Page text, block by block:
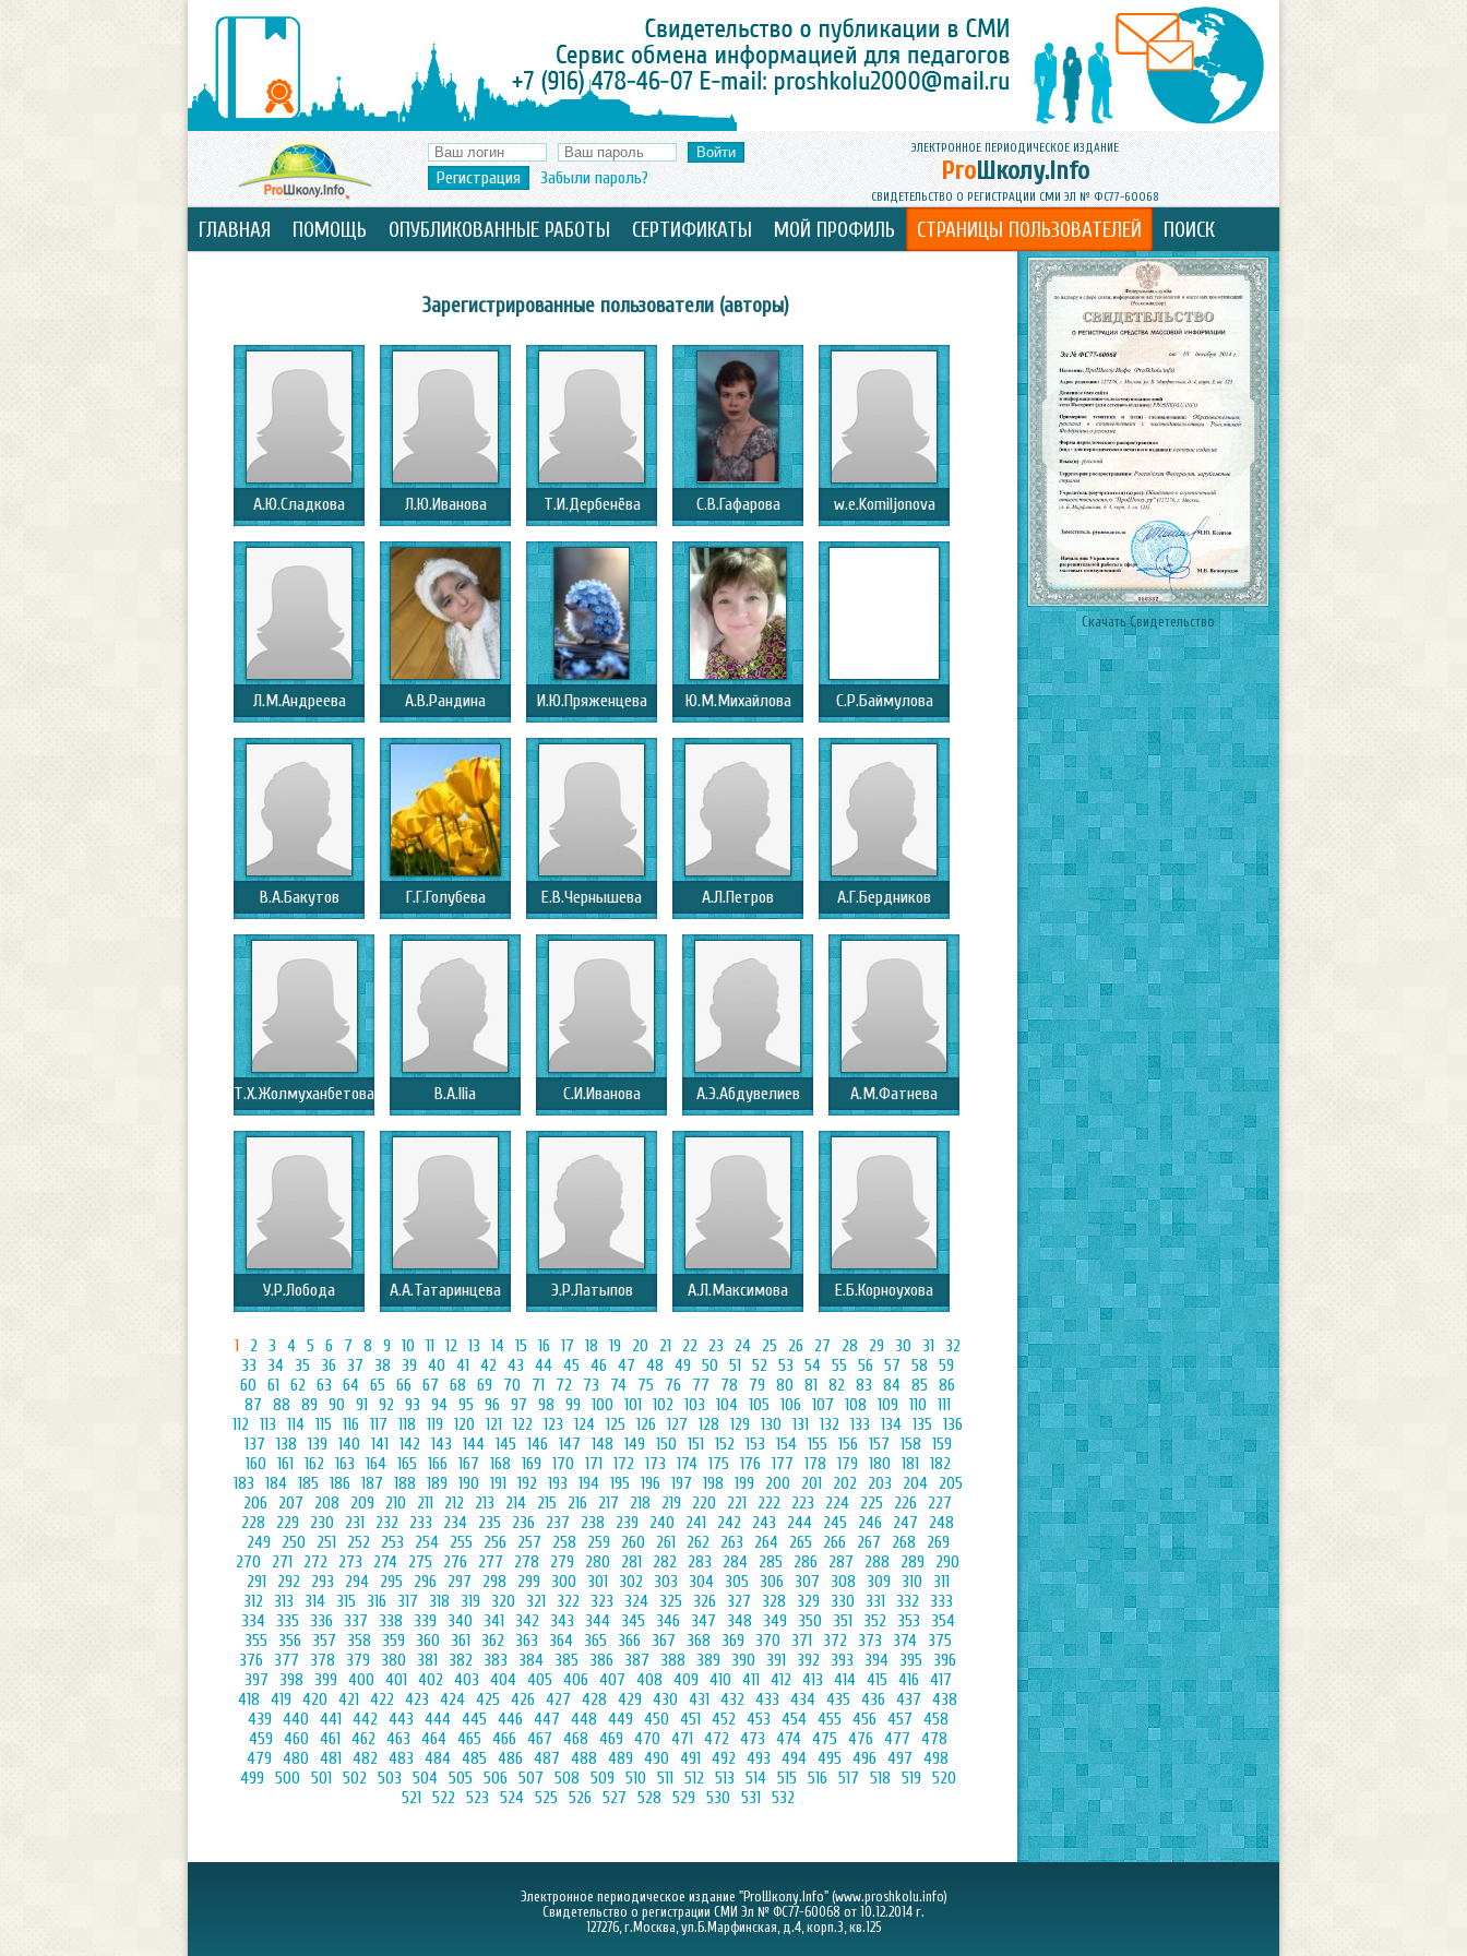
Регистрация Забыли пароль?
ЭЛЕКТРОННОЕ ПЕРИОДИЧЕСКОЕ ИЗДАНИЕ
ProШколу.Info
СВИДЕТЕЛЬСТВО О РЕГИСТРАЦИИ СМИ ЭЛ № ФС77-60068
ГЛАВНАЯ ПОМОЩЬ ОПУБЛИКОВАННЫЕ РАБОТЫ СЕРТИФИКАТЫ МОЙ ПРОФИЛЬ СТРАНИЦЫ ПОЛЬЗОВАТЕЛЕЙ ПОИСК
Зарегистрированные пользователи (авторы)
А.Ю.Сладкова Л.Ю.Иванова Т.И.Дербенёва С.В.Гафарова w.e.Komiljonova
Л.М.Андреева А.В.Рандина И.Ю.Пряженцева Ю.М.Михайлова С.Р.Баймулова
В.А.Бакутов Г.Г.Голубева Е.В.Чернышева А.Л.Петров А.Г.Бердников
Т.Х.Жолмуханбетова B.А.Ilia С.И.Иванова А.Э.Абдувелиев А.М.Фатнева
У.Р.Лобода А.А.Татаринцева Э.Р.Латыпов А.Л.Максимова Е.Б.Корноухова
1 2 3 4 5 6 7 8 9 10 11 12 13 14 15 16 17 18 19 20 21 22 23 24 25 26 27 28 29 30 31
32
33
34 35 36 37 38 39 40 41 42 43 44 45 46 47 48 49 50 51 52 53 54 55 56 57 58
59
60 61 62 63 64 65 66 67 68 69 70 71 72 73 74 75 76 77 78 79 80 81 82 83 84 85 86
87
88 89 90 91 92 93 94 95 96 97 98 99 100 101 102 103 104 105 106 107 108 109 110 111
112 113 114 115 116 117 118 119 120 121 122 123 124 125 126 127 128 129 130 131 132 133 134 135 136
137
138 139 140 141 142 143 144 145 146 147 148 149 150 151 152 153 154 155 156 157 158
159
160 161 162 163 164 165 166 167 168 169 170 171 172 173 174 175 176 177 178 179 180 181
182
183
184 185 186 187 188 189 190 191 192 193 194 195 196 197 198 199 200 201 202 203 204
205
206
207 208 209 210 211 212 213 214 215 216 217 218 219 220 221 222 223 224 225 226
227
228
229 230 231 232 233 234 235 236 237 238 239 240 241 242 243 244 245 246 247
248
249
250 251 252 253 254 255 256 257 258 259 260 261 262 263 264 265 266 267 268
269
270
271 272 273 274 275 276 277 278 279 280 281 282 283 284 285 286 287 288 289
290
291
292 293 294 295 296 297 298 299 300 301 302 303 304 305 306 307 308 309 310 311
312 313 314 315 316 317 318 319 320 321 322 323 324 325 326 327 328 329 330 331 332 333
334 335 336 337 338 339 340 341 342 343 344 345 346 347 348 349 350 351 352 353
354
355 356 357 358 359 360 361 362 363 364 365 366 367 368 369 370 371 372 373 374 375
376 377 378 379 380 381 382 383 384 385 386 387 388 389 390 391 392 393 394 395 396
397
398 399 400 401 402 403 404 405 406 407 408 409 410 411 412 413 414 415 416 417
418
419 420 421 422 423 424 425 426 427 428 429 430 431 432 433 434 435 436 437
438
439 440 441 442 443 444 445 446 447 448 449 450 451 452 453 454 455 456 457
458
459 460 461 462 463 464 465 466 467 468 469 470 471 472 473 474 475 476 477
478
479 480 481 482 483 484 485 486 487 488 489 490 491 492 493 494 495 496 497
498
499 500 501 502 503 504 505 506 507 508 509 510 511 512 513 514 515 516 517 518 519 520
521
522 523 524 525 526 527 528 529 530 531 532
Скачать Свидетельство
Электронное периодическое издание "ProШколу.Info" (www.proshkolu.info)
Свидетельство о регистрации СМИ Эл № ФС77-60068 от 10.12.2014 г.
127276, г.Москва, ул.Б.Марфинская, д.4, корп.3, кв.125